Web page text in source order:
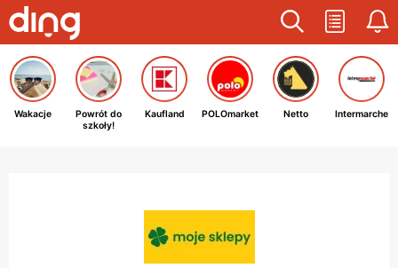
Wakacje
Powrót do
szkoły!
Kaufland POLOmarket Netto Intermarche